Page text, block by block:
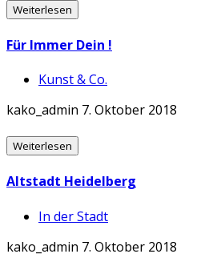
Weiterlesen
Für Immer Dein !
Kunst & Co.
kako_admin 7. Oktober 2018
Weiterlesen
Altstadt Heidelberg
In der Stadt
kako_admin 7. Oktober 2018